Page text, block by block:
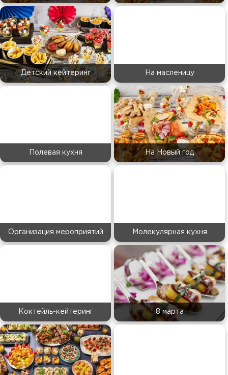
Детский кейтеринг На масленицу
Полевая кухня На Новый год
Организация мероприятий Молекулярная кухня
Коктейль-кейтеринг 8 марта